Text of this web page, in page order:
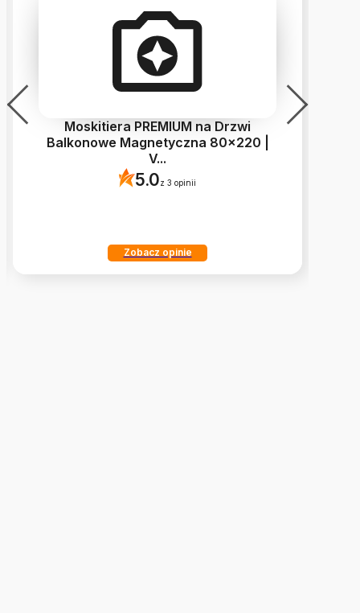
Moskitiera PREMIUM na Drzwi
Balkonowe Magnetyczna 80x220 |
V...
5.0z 3 opinii
Zobacz opinie